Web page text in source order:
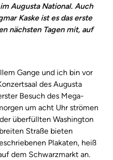
Augusta National. Auch
Kaske ist es das erste
nächsten Tagen mit, auf
Gange und ich bin vor
des Augusta
Besuch des Mega-
um acht Uhr strömen
überfüllten Washington
Straße bieten
Plakaten, heiß
dem Schwarzmarkt an.